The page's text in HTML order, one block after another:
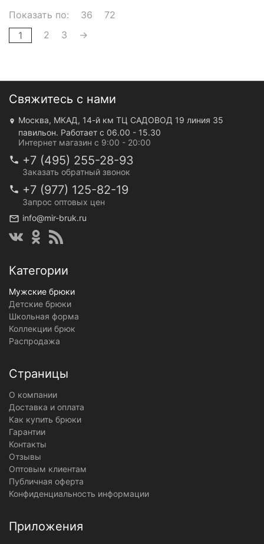
Показать по: 36
72
1
2 3 →
Свяжитесь с нами
Москва, МКАД, 14-й км ТЦ САДОВОД 19 линия 35
павильон. Работает с 06.00 - 15.30
Интернет магазин с 9:00 - 20:00
+7 (495) 255-28-93
Заказать обратный звонок
+7 (977) 125-82-19
Запрос оптовых цен
info@mir-bruk.ru
Категории
Мужские брюки
Детские брюки
Школьная форма
Коллекции брюк
Распродажа
Страницы
О компании
Доставка и оплата
Как купить брюки
Гарантии
Контакты
Отзывы
Оптовым клиентам
Публичная оферта
Конфиденциальность информации
Приложения